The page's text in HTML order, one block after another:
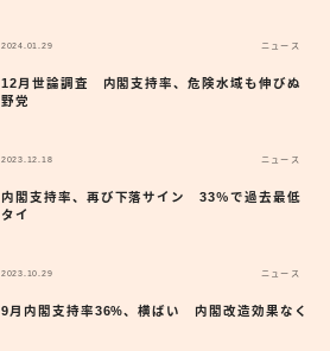
2024.01.29 ニュース
12月世論調査 内閣支持率、危険水域も伸びぬ
野党
2023.12.18 ニュース
内閣支持率、再び下落サイン 33％で過去最低
タイ
2023.10.29 ニュース
9月内閣支持率36%、横ばい 内閣改造効果なく